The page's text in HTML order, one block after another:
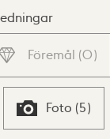
Föremål (0)
Foto (5)